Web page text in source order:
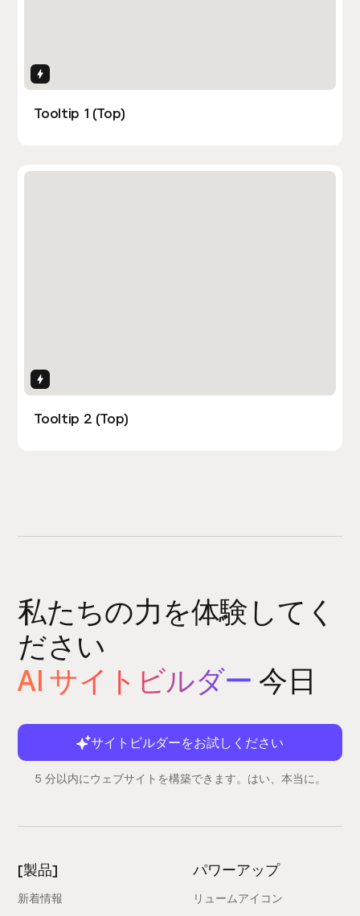
Tooltip 1 (Top)
Tooltip 2 (Top)
私たちの力を体験してく
ださい
AI サイトビルダー 今日
サイトビルダーをお試しください
5 分以内にウェブサイトを構築できます。はい、本当に。
[製品]
新着情報
パワーアップ
リュームアイコン